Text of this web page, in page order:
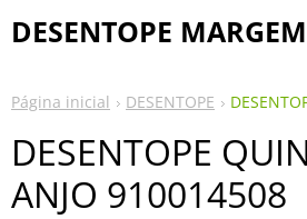
DESENTOPE
Página inicial DESENTOPE
DESENTOPE
ANJO 910014508